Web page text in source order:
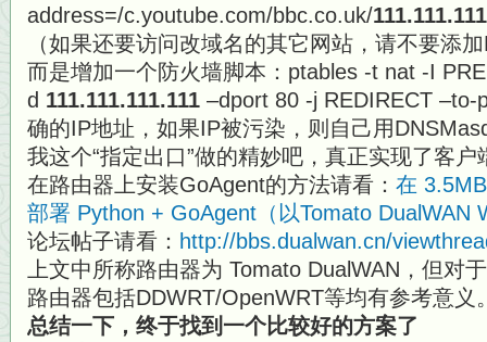
address=/c.youtube.com/bbc.co.uk/
（如果还要访问改域名的其它网站，请不要添
而是增加一个防火墙脚本：ptables -t nat -I
d 111.111.111.111 –dport 80 -j REDIRECT
确的IP地址，如果IP被污染，则自己用
我这个“指定出口”做的精妙吧，真正实现了客
在路由器上安装GoAgent的方法请看： 在
部署 Python + GoAgent（以Tomato DualWAN
论坛帖子请看： http://bbs.dualwan.cn/
上文中所称路由器为 Tomato DualWAN，但对
路由器包括DDWRT/OpenWRT等均有参考意义
总结一下，终于找到一个比较好的方案了